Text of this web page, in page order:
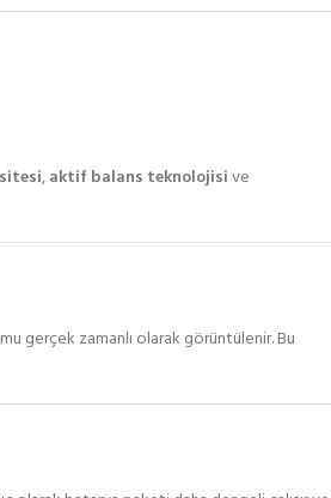
,aktif balans teknolojisive
gerçek zamanlı olarak görüntülenir. Bu